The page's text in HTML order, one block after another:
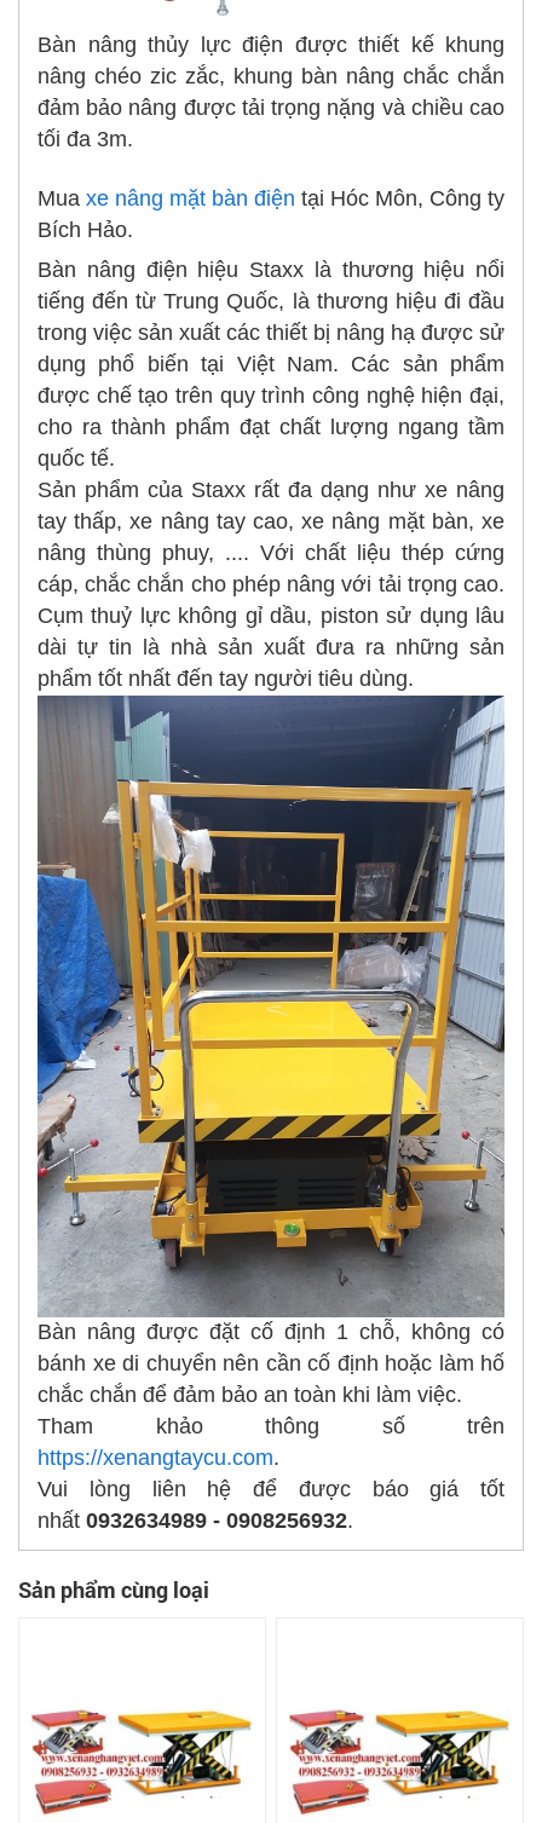
Bàn nâng thủy lực điện được thiết kế khung
nâng chéo zic zắc, khung bàn nâng chắc chắn
đảm bảo nâng được tải trọng nặng và chiều cao
tối đa 3m.
Mua xe nâng mặt bàn điện tại Hóc Môn, Công ty
Bích Hảo.
Bàn nâng điện hiệu Staxx là thương hiệu nổi
tiếng đến từ Trung Quốc, là thương hiệu đi đầu
trong việc sản xuất các thiết bị nâng hạ được sử
dụng phổ biến tại Việt Nam. Các sản phẩm
được chế tạo trên quy trình công nghệ hiện đại,
cho ra thành phẩm đạt chất lượng ngang tầm
quốc tế.
Sản phẩm của Staxx rất đa dạng như xe nâng
tay thấp, xe nâng tay cao, xe nâng mặt bàn, xe
nâng thùng phuy, .... Với chất liệu thép cứng
cáp, chắc chắn cho phép nâng với tải trọng cao.
Cụm thuỷ lực không gỉ dầu, piston sử dụng lâu
dài tự tin là nhà sản xuất đưa ra những sản
phẩm tốt nhất đến tay người tiêu dùng.
Bàn nâng được đặt cố định 1 chỗ, không có
bánh xe di chuyển nên cần cố định hoặc làm hố
chắc chắn để đảm bảo an toàn khi làm việc.
Tham khảo thông số trên
https://xenangtaycu.com.
Vui lòng liên hệ để được báo giá tốt
nhất 0932634989 - 0908256932.
Sản phẩm cùng loại